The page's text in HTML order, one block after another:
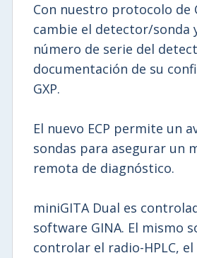
Con nuestro protocolo de
cambie el detector/sonda
número de serie del
documentación de su
GXP.
El nuevo ECP permite un
sondas para asegurar un
remota de diagnóstico.
miniGITA Dual es
software GINA. El mismo
controlar el radio-HPLC,